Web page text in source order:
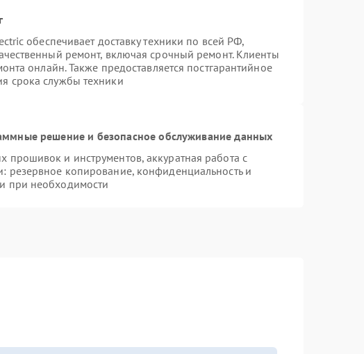
обеспечивает доставку техники по всей РФ,
ремонт, включая срочный ремонт. Клиенты
онлайн. Также предоставляется постгарантийное
срока службы техники
решение и безопасное обслуживание данных
прошивок и инструментов, аккуратная работа с
резервное копирование, конфиденциальность и
при необходимости